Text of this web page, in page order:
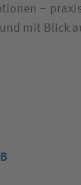
–
mit Blick